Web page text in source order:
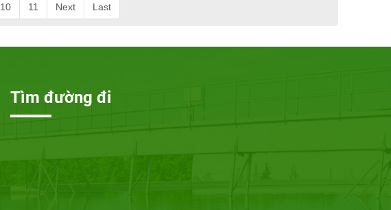
10 11 Next Last
Tìm đường đi